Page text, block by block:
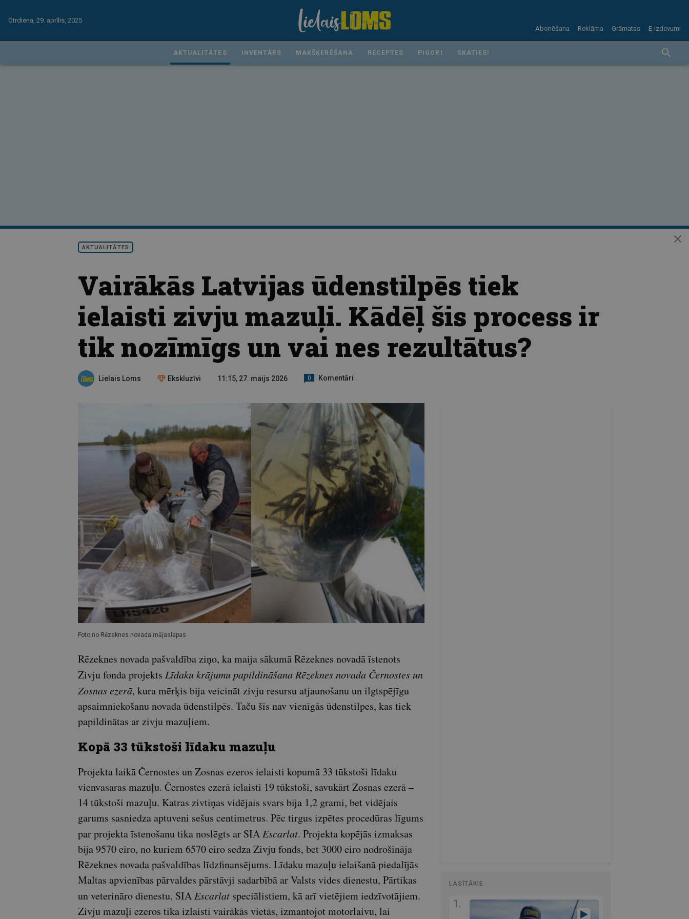
Otrdiena, 29. aprīlis, 2025
Abonēšana
Reklāma Grāmatas E-izdevumi
AKTUALITĀTES INVENTĀRS MAKŠĶERĒŠANA RECEPTES PIGORI SKATIES!
AKTUALITĀTES
Vairākās Latvijas ūdenstilpēs tiek
ielaisti zivju mazuļi. Kādēļ šis process ir
tik nozīmīgs un vai nes rezultātus?
Lielais Loms Ekskluzīvi 11:15, 27. maijs 2026 0 Komentāri
Foto no Rēzeknes novada mājaslapas
Rēzeknes novada pašvaldība ziņo, ka maija sākumā Rēzeknes novadā īstenots
Zivju fonda projekts Līdaku krājumu papildināšana Rēzeknes novada Černostes un
Zosnas ezerā, kura mērķis bija veicināt zivju resursu atjaunošanu un ilgtspējīgu
apsaimniekošanu novada ūdenstilpēs. Taču šīs nav vienīgās ūdenstilpes, kas tiek
papildinātas ar zivju mazuļiem.
Kopā 33 tūkstoši līdaku mazuļu
Projekta laikā Černostes un Zosnas ezeros ielaisti kopumā 33 tūkstoši līdaku
vienvasaras mazuļu. Černostes ezerā ielaisti 19 tūkstoši, savukārt Zosnas ezerā –
14 tūkstoši mazuļu. Katras zivtiņas vidējais svars bija 1,2 grami, bet vidējais
garums sasniedza aptuveni sešus centimetrus. Pēc tirgus izpētes procedūras līgums
par projekta īstenošanu tika noslēgts ar SIAEscarlat. Projekta kopējās izmaksas
bija 9570 eiro, no kuriem 6570 eiro sedza Zivju fonds, bet 3000 eiro nodrošināja
Rēzeknes novada pašvaldības līdzfinansējums. Līdaku mazuļu ielaišanā piedalījās
Maltas apvienības pārvaldes pārstāvji sadarbībā ar Valsts vides dienestu, Pārtikas
un veterināro dienestu, SIAEscarlat speciālistiem, kā arī vietējiem iedzīvotājiem.
Zivju mazuļi ezeros tika izlaisti vairākās vietās, izmantojot motorlaivu, lai
LASĪTĀKIE